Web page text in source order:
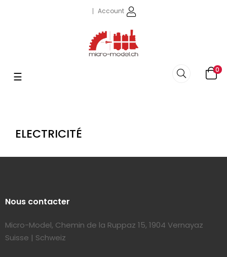
Account
navigazione
☰
0
ELECTRICITÉ
Nous contacter
Micro-Model, Chemin de la Ruppaz 15, 1904 Vernayaz
Suisse | Schweiz